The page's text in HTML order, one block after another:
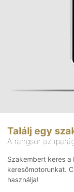
Találj egy
A rangsor az
Szakembert keres a
keresőmotorunkat.
használja!